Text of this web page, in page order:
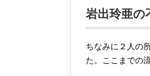
岩出玲亜の
ちなみに２人の
た。ここまでの